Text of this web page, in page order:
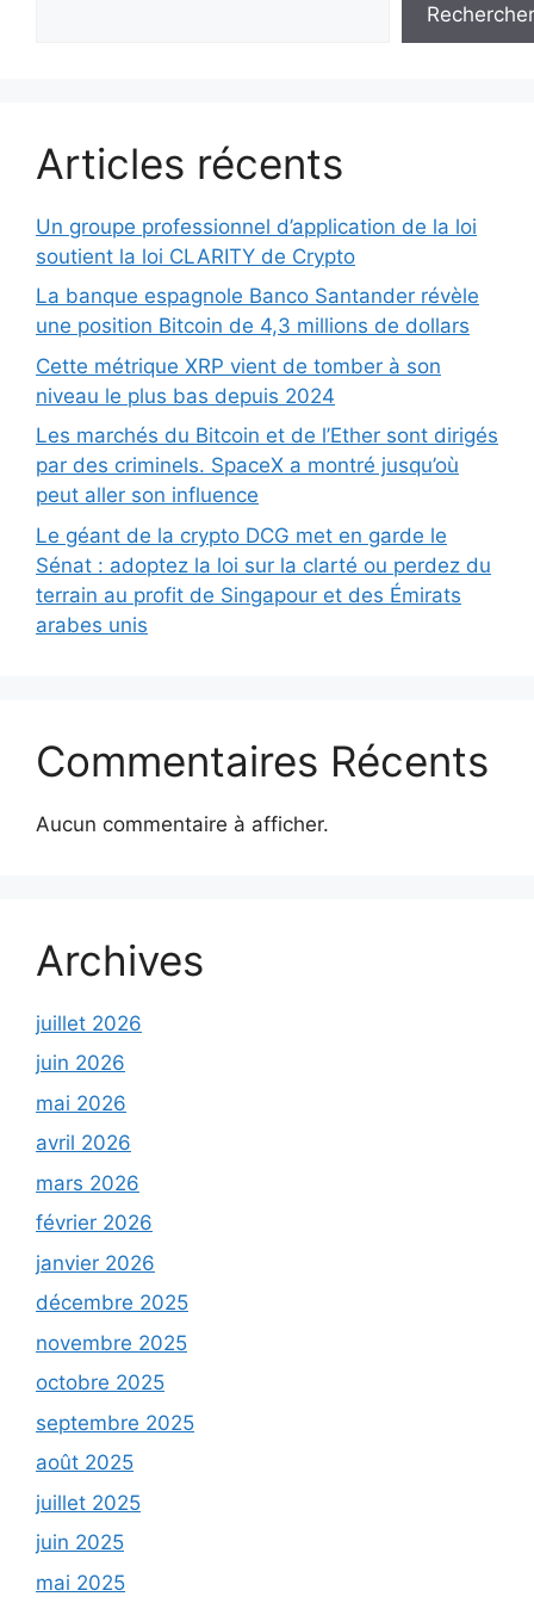
Rechercher
Articles récents
Un groupe professionnel d’application de la loi
soutient la loi CLARITY de Crypto
La banque espagnole Banco Santander révèle
une position Bitcoin de 4,3 millions de dollars
Cette métrique XRP vient de tomber à son
niveau le plus bas depuis 2024
Les marchés du Bitcoin et de l’Ether sont dirigés
par des criminels. SpaceX a montré jusqu’où
peut aller son influence
Le géant de la crypto DCG met en garde le
Sénat : adoptez la loi sur la clarté ou perdez du
terrain au profit de Singapour et des Émirats
arabes unis
Commentaires Récents
Aucun commentaire à afficher.
Archives
juillet 2026
juin 2026
mai 2026
avril 2026
mars 2026
février 2026
janvier 2026
décembre 2025
novembre 2025
octobre 2025
septembre 2025
août 2025
juillet 2025
juin 2025
mai 2025